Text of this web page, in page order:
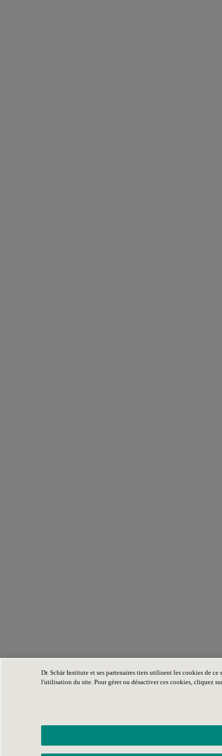
Dr. Schär Institute et ses partenaires tiers utilisent les cookies de
l'utilisation du site. Pour gérer ou désactiver ces cookies, cliquez